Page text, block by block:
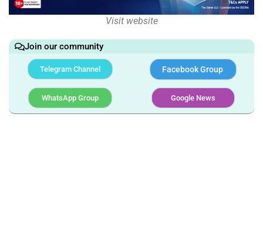
Visit website
Join our community
Telegram Channel Facebook Group
WhatsApp Group Google News